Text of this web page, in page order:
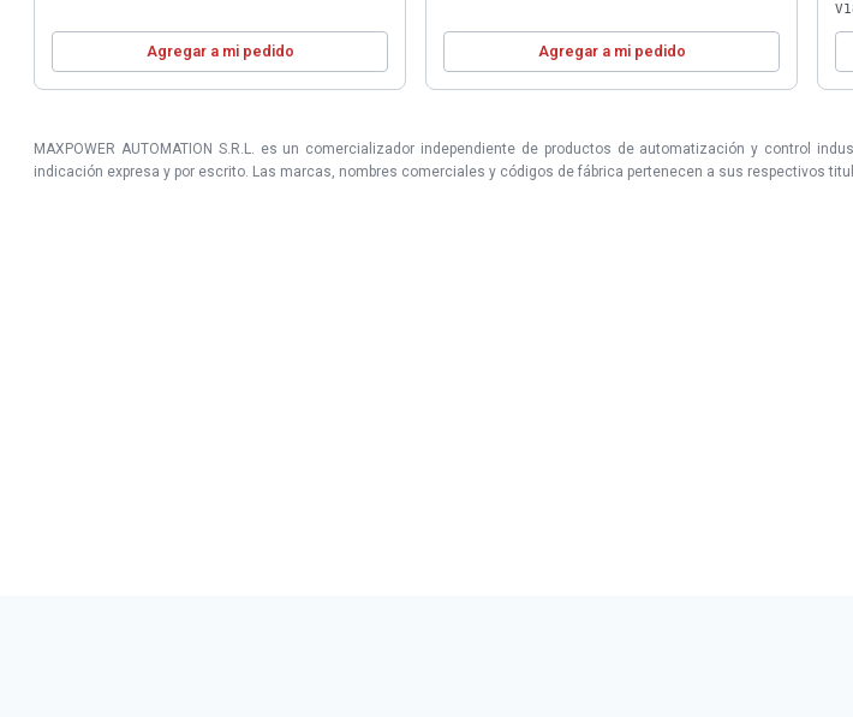
Agregar a mi pedido Agregar a mi pedido
MAXPOWER AUTOMATION S.R.L. es un comercializador independiente de productos de automatización y control
indicación expresa y por escrito. Las marcas, nombres comerciales y códigos de fábrica pertenecen a sus respectivos